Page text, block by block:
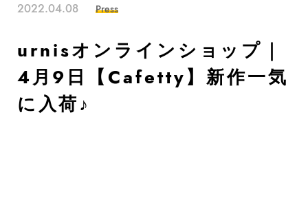
2022.04.08 Press
urnisオンラインショップ｜
4月9日【Cafetty】新作一気
に入荷♪